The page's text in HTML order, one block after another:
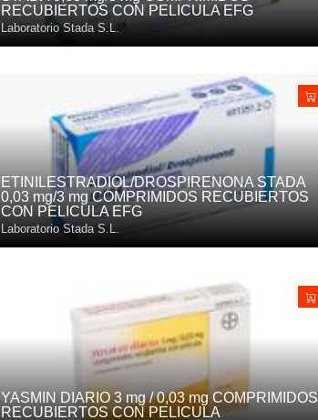
RECUBIERTOS CON PELICULA EFG
Laboratorio Stada S.L.
ETINILESTRADIOL/DROSPIRENONA STADA
0,03 mg/3 mg COMPRIMIDOS RECUBIERTOS
CON PELICULA EFG
Laboratorio Stada S.L.
YASMIN DIARIO 3 mg / 0,03 mg COMPRIMIDOS
RECUBIERTOS CON PELICULA